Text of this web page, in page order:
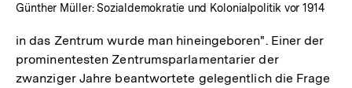
Günther Müller: Sozialdemokratie und Kolonialpolitik vor 1914
in das Zentrum wurde man hineingeboren". Einer der
prominentesten Zentrumsparlamentarier der
zwanziger Jahre beantwortete gelegentlich die Frage